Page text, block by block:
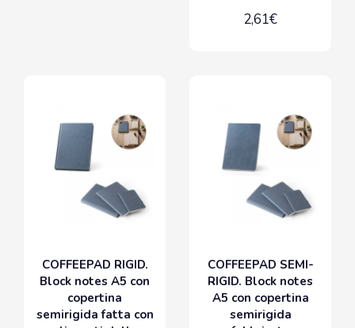
2,61€
COFFEEPAD RIGID.
Block notes A5 con
copertina
semirigida fatta con
COFFEEPAD SEMI-
RIGID. Block notes
A5 con copertina
semirigida